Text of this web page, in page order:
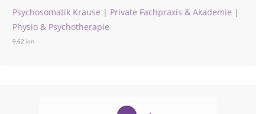
Psychosomatik Krause | Private Fachpraxis & Akademie |
Physio & Psychotherapie
9,62 km